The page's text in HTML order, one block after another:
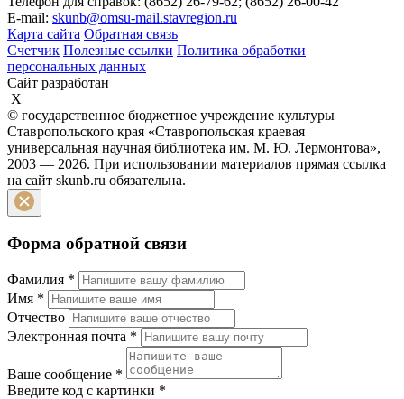
E-mail: skunb@omsu-mail.stavregion.ru
Карта сайта Обратная связь
Счетчик Полезные ссылки Политика обработки
персональных данных
Сайт разработан
X
© государственное бюджетное учреждение культуры
Ставропольского края «Ставропольская краевая
универсальная научная библиотека им. М. Ю. Лермонтова»,
2003 — 2026. При использовании материалов прямая ссылка
на сайт skunb.ru обязательна.
Форма обратной связи
Фамилия *
Имя *
Отчество
Электронная почта *
Ваше сообщение *
Введите код с картинки *